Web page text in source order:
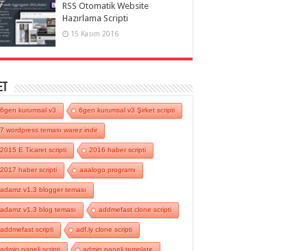
RSS Otomatik Website
Hazırlama Scripti
15 Kasım 2016
6gen kurumsal v3 6gen kurumsal v3 Şirket scripti
7 wordpress teması warez indir
2015 E Ticaret scripti 2016 haber scripti
2017 haber scripti aaalogo programı
adamz v1.3 blogger teması
adamz v1.3 blog teması addmefast clone scripti
addmefast scripti adf.ly clone scripti
admin paneli scripti admin paneli template